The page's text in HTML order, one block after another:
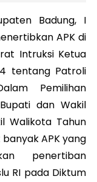
Badung, I
APK di
Intruksi Ketua
tentang Patroli
Pemilihan
dan Wakil
Walikota Tahun
APK yang
penertiban
RI pada Diktum